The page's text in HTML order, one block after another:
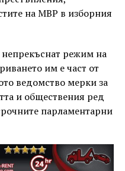
на МВР в изборния
непрекъснат режим на
им е част от
ведомство мерки за
и обществения ред
парламентарни